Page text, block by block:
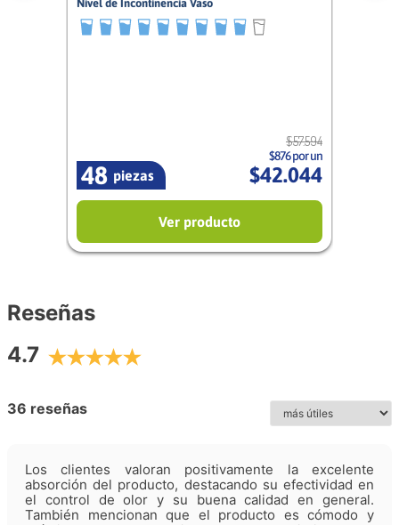
Nivel de Incontinencia Vaso
9/10
piezas
48
$57.594
$876 por un
$42.044
Ver producto
Reseñas
4.7
36 reseñas
Los clientes valoran positivamente la excelente
absorción del producto, destacando su efectividad en
el control de olor y su buena calidad en general.
También mencionan que el producto es cómodo y